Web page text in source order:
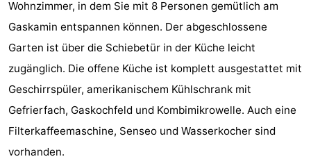
Denkmäler
-
Aussichtspunkte
Attraktionen
-
Spielplätze
-
Indoor-
-
Wohnzimmer, in dem Sie mit 8 Personen gemütlich am
Gaskamin entspannen können. Der abgeschlossene
Garten ist über die Schiebetür in der Küche leicht
zugänglich. Die offene Küche ist komplett ausgestattet mit
Geschirrspüler, amerikanischem Kühlschrank mit
Gefrierfach, Gaskochfeld und Kombimikrowelle. Auch eine
Filterkaffeemaschine, Senseo und Wasserkocher sind
vorhanden.